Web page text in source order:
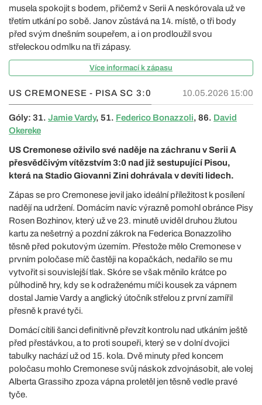
musela spokojit s bodem, přičemž v Serii A neskórovala už ve
třetím utkání po sobě. Janov zůstává na 14. místě, o tři body
před svým dnešním soupeřem, a i on prodloužil svou
střeleckou odmlku na tři zápasy.
Více informací k zápasu
US CREMONESE - PISA SC 3:0 10.05.2026 15:00
Góly: 31. Jamie Vardy, 51. Federico Bonazzoli, 86. David
Okereke
US Cremonese oživilo své naděje na záchranu v Serii A
přesvědčivým vítězstvím 3:0 nad již sestupující Pisou,
která na Stadio Giovanni Zini dohrávala v devíti lidech.
Zápas se pro Cremonese jevil jako ideální příležitost k posílení
nadějí na udržení. Domácím navíc výrazně pomohl obránce Pisy
Rosen Bozhinov, který už ve 23. minutě uviděl druhou žlutou
kartu za nešetrný a pozdní zákrok na Federica Bonazzoliho
těsně před pokutovým územím. Přestože mělo Cremonese v
prvním poločase míč častěji na kopačkách, nedařilo se mu
vytvořit si souvislejší tlak. Skóre se však měnilo krátce po
půlhodině hry, kdy se k odraženému míči kousek za vápnem
dostal Jamie Vardy a anglický útočník střelou z první zamířil
přesně k pravé tyči.
Domácí cítili šanci definitivně převzít kontrolu nad utkáním ještě
před přestávkou, a to proti soupeři, který se v dolní dvojici
tabulky nachází už od 15. kola. Dvě minuty před koncem
poločasu mohlo Cremonese svůj náskok zdvojnásobit, ale volej
Alberta Grassiho zpoza vápna proletěl jen těsně vedle pravé
tyče.